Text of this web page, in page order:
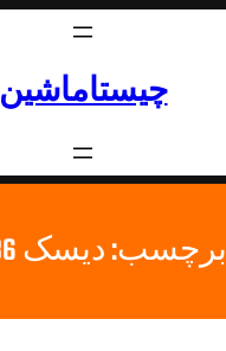
چیستاماشین
برچسب:دیسک 36 پره